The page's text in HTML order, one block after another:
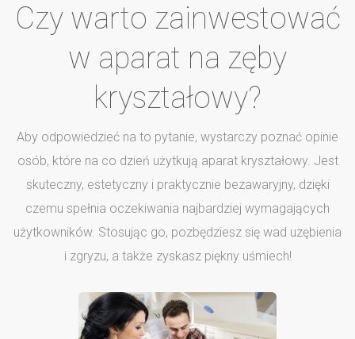
Czy warto zainwestować
w aparat na zęby
kryształowy?
Aby odpowiedzieć na to pytanie, wystarczy poznać opinie
osób, które na co dzień użytkują aparat kryształowy. Jest
skuteczny, estetyczny i praktycznie bezawaryjny, dzięki
czemu spełnia oczekiwania najbardziej wymagających
użytkowników. Stosując go, pozbędziesz się wad uzębienia
i zgryzu, a także zyskasz piękny uśmiech!